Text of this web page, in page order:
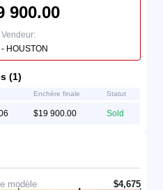
900.00
Vendeur:
HOUSTON
(1)
Enchère finale Statut
$19 900.00 Sold
modèle $4,675